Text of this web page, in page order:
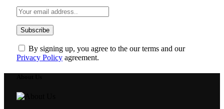
By signing up, you agree to the our terms and our
Privacy Policy agreement.